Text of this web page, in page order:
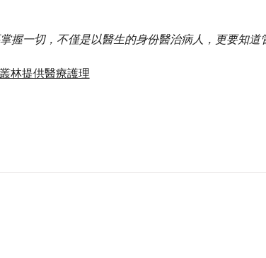
握一切，不僅是以醫生的身份醫治病人，更要知
林提供醫療護理